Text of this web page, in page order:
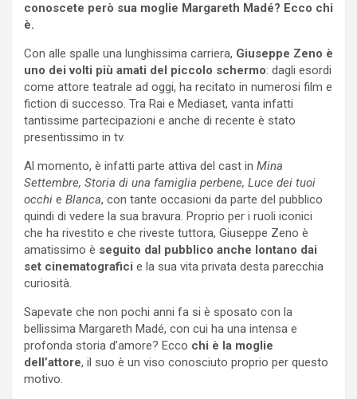
conoscete però sua moglie Margareth Madé? Ecco chi
è.
Con alle spalle una lunghissima carriera, Giuseppe Zeno è
uno dei volti più amati del piccolo schermo: dagli esordi
come attore teatrale ad oggi, ha recitato in numerosi film e
fiction di successo. Tra Rai e Mediaset, vanta infatti
tantissime partecipazioni e anche di recente è stato
presentissimo in tv.
Al momento, è infatti parte attiva del cast in Mina
Settembre, Storia di una famiglia perbene, Luce dei tuoi
occhi e Blanca, con tante occasioni da parte del pubblico
quindi di vedere la sua bravura. Proprio per i ruoli iconici
che ha rivestito e che riveste tuttora, Giuseppe Zeno è
amatissimo è seguito dal pubblico anche lontano dai
set cinematografici e la sua vita privata desta parecchia
curiosità.
Sapevate che non pochi anni fa si è sposato con la
bellissima Margareth Madé, con cui ha una intensa e
profonda storia d’amore? Ecco chi è la moglie
dell’attore, il suo è un viso conosciuto proprio per questo
motivo.